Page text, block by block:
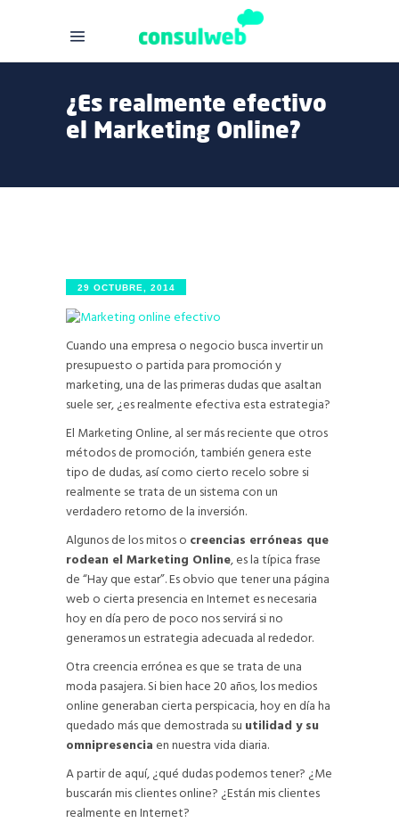
¿Es realmente efectivo
el Marketing Online?
29 OCTUBRE, 2014
Cuando una empresa o negocio busca invertir un
presupuesto o partida para promoción y
marketing, una de las primeras dudas que asaltan
suele ser, ¿es realmente efectiva esta estrategia?
El Marketing Online, al ser más reciente que otros
métodos de promoción, también genera este
tipo de dudas, así como cierto recelo sobre si
realmente se trata de un sistema con un
verdadero retorno de la inversión.
Algunos de los mitos o creencias erróneas que
rodean el Marketing Online, es la típica frase
de “Hay que estar”. Es obvio que tener una página
web o cierta presencia en Internet es necesaria
hoy en día pero de poco nos servirá si no
generamos un estrategia adecuada al rededor.
Otra creencia errónea es que se trata de una
moda pasajera. Si bien hace 20 años, los medios
online generaban cierta perspicacia, hoy en día ha
quedado más que demostrada su utilidad y su
omnipresencia en nuestra vida diaria.
A partir de aquí, ¿qué dudas podemos tener? ¿Me
buscarán mis clientes online? ¿Están mis clientes
realmente en Internet?